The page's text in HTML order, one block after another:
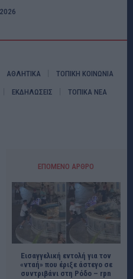
ΑΘΛΗΤΙΚΑ ΤΟΠΙΚΗ ΚΟΙΝΩΝΙΑ
ΕΚΔΗΛΩΣΕΙΣ ΤΟΠΙΚΑ ΝΕΑ
ΕΠΌΜΕΝΟ ΆΡΘΡΟ
Εισαγγελική εντολή για τον
«νταή» που έριξε άστεγο σε
συντριβάνι στη Ρόδο – rpn